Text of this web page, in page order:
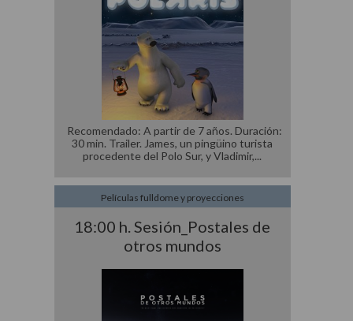
Recomendado: A partir de 7 años. Duración:
30 min. Trailer. James, un pingüino turista
procedente del Polo Sur, y Vladimir,
18:00 h. Sesión_Postales de
otros mundos
Películas fulldome y proyecciones